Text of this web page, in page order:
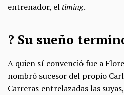
entrenador, eltiming.
? Su sueño
A quien sí convenció fue a
nombró sucesor del propio
Carreras entrelazadas las